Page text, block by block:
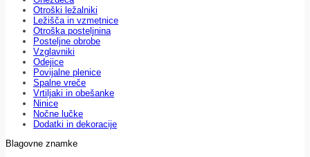
Otroški ležalniki
Ležišča in vzmetnice
Otroška posteljnina
Posteljne obrobe
Vzglavniki
Odejice
Povijalne plenice
Spalne vreče
Vrtiljaki in obešanke
Ninice
Nočne lučke
Dodatki in dekoracije
Blagovne znamke